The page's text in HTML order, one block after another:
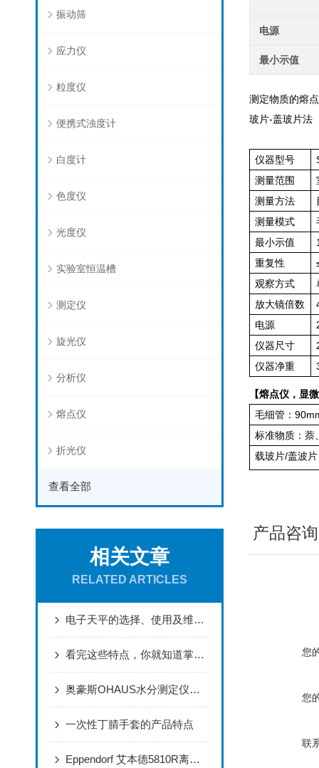
振动筛
应力仪
粒度仪
便携式浊度计
白度计
色度仪
光度仪
实验室恒温槽
测定仪
旋光仪
分析仪
熔点仪
折光仪
查看全部
相关文章
RELATED ARTICLES
电子天平的选择、使用及维护等注意事项
看完这些特点，你就知道掌上离心机有多么出众
奥豪斯OHAUS水分测定仪MB23使用指南
一次性丁腈手套的产品特点
Eppendorf 艾本德5810R离心机简要操作说明
电源
最小示值
测定物质的熔
玻片-盖玻片法
仪器型号
测量范围
测量方法
测量模式
最小示值
重复性
观察方式
放大镜倍数
电源
仪器尺寸
仪器净重
【熔点仪，显
毛细管：
标准物质：萘
载玻片/盖波
产品咨询
您
您
联